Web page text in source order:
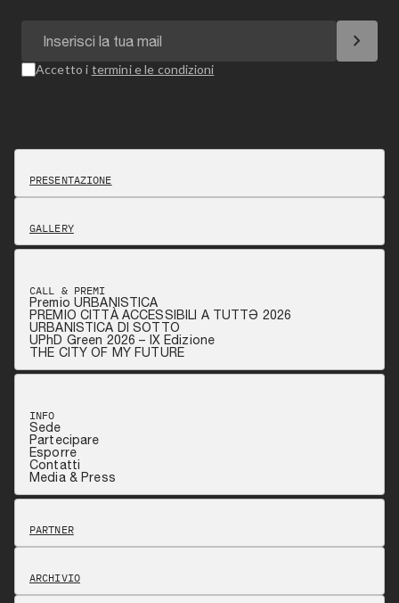
chevron_right
Accetto i termini e le condizioni
PRESENTAZIONE
GALLERY
CALL & PREMI
Premio URBANISTICA
PREMIO CITTÀ ACCESSIBILI A TUTTƏ 2026
URBANISTICA DI SOTTO
UPhD Green 2026 – IX Edizione
THE CITY OF MY FUTURE
INFO
Sede
Partecipare
Esporre
Contatti
Media & Press
PARTNER
ARCHIVIO